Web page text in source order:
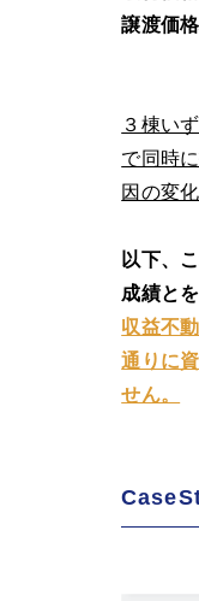
譲渡価
３棟い
で同時
因の変
以下、
成績と
収益不
通りに
せん。